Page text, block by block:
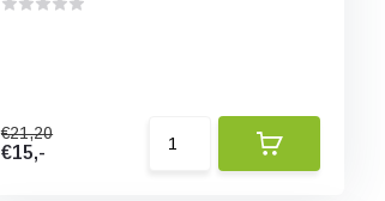
€21,20
€15,-